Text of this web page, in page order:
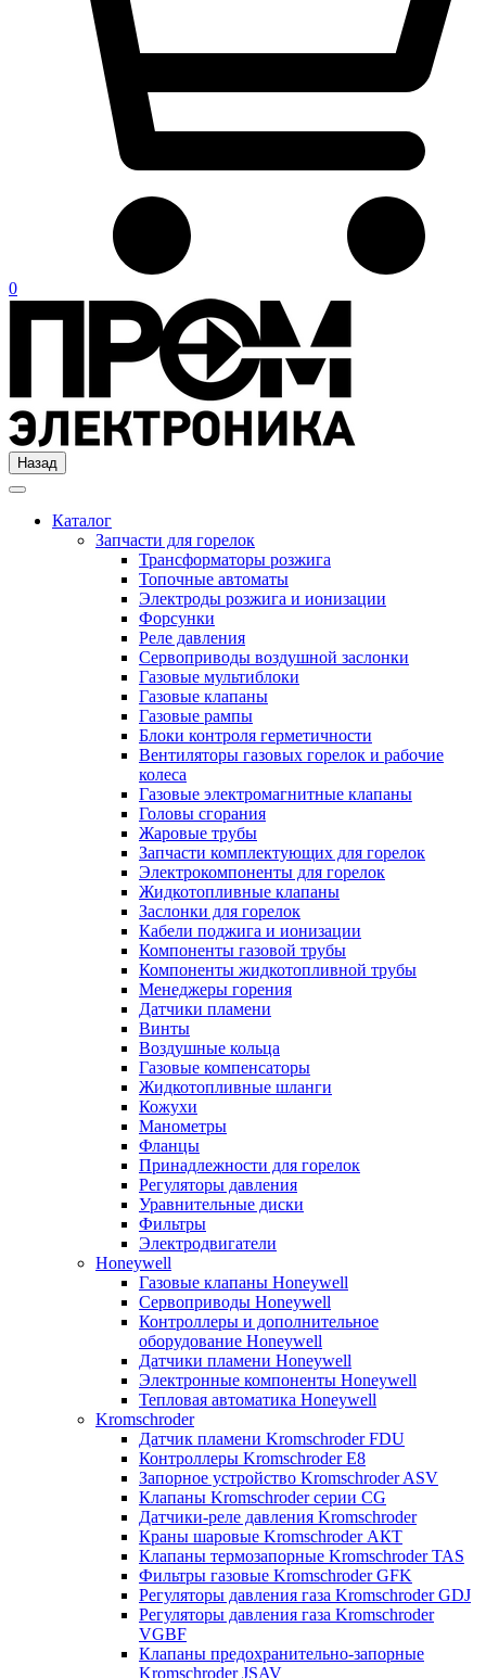
0
Назад
Каталог
Запчасти для горелок
Трансформаторы розжига
Топочные автоматы
Электроды розжига и ионизации
Форсунки
Реле давления
Сервоприводы воздушной заслонки
Газовые мультиблоки
Газовые клапаны
Газовые рампы
Блоки контроля герметичности
Вентиляторы газовых горелок и рабочие
колеса
Газовые электромагнитные клапаны
Головы сгорания
Жаровые трубы
Запчасти комплектующих для горелок
Электрокомпоненты для горелок
Жидкотопливные клапаны
Заслонки для горелок
Кабели поджига и ионизации
Компоненты газовой трубы
Компоненты жидкотопливной трубы
Менеджеры горения
Датчики пламени
Винты
Воздушные кольца
Газовые компенсаторы
Жидкотопливные шланги
Кожухи
Манометры
Фланцы
Принадлежности для горелок
Регуляторы давления
Уравнительные диски
Фильтры
Электродвигатели
Honeywell
Газовые клапаны Honeywell
Сервоприводы Honeywell
Контроллеры и дополнительное
оборудование Honeywell
Датчики пламени Honeywell
Электронные компоненты Honeywell
Тепловая автоматика Honeywell
Kromschroder
Датчик пламени Kromschroder FDU
Контроллеры Kromschroder E8
Запорное устройство Kromschroder ASV
Клапаны Kromschroder серии CG
Датчики-реле давления Kromschroder
Краны шаровые Kromschroder АКТ
Клапаны термозапорные Kromschroder TAS
Фильтры газовые Kromschroder GFK
Регуляторы давления газа Kromschroder GDJ
Регуляторы давления газа Kromschroder
VGBF
Клапаны предохранительно-запорные
Kromschroder JSAV